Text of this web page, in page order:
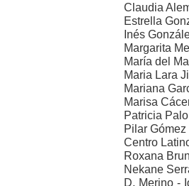
Claudia
Estrella
Inés
Margarita
María del
Maria Lara
Mariana
Marisa
Patricia
Pilar Gómez
Centro
Roxana
Nekane
D. Merino -